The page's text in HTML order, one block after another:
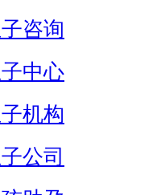
咨询
中心
机构
公司